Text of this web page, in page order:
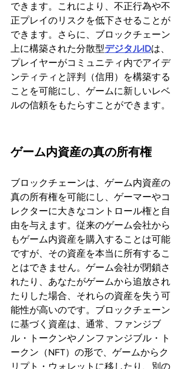
できます。これにより、不正行為や不
正プレイのリスクを低下させることが
できます。さらに、ブロックチェーン
上に構築された分散型デジタルIDは、
プレイヤーがコミュニティ内でアイデ
ンティティと評判（信用）を構築する
ことを可能にし、ゲームに新しいレベ
ルの信頼をもたらすことができます。
‍ゲーム内資産の真の所有権
ブロックチェーンは、ゲーム内資産の
真の所有権を可能にし、ゲーマーやコ
レクターに大きなコントロール権と自
由を与えます。従来のゲーム会社から
もゲーム内資産を購入することは可能
ですが、その資産を本当に所有するこ
とはできません。ゲーム会社が閉鎖さ
れたり、あなたがゲームから追放され
たりした場合、それらの資産を失う可
能性が高いのです。ブロックチェーン
に基づく資産は、通常、ファンジブ
ル・トークンやノンファンジブル・ト
ークン（NFT）の形で、ゲームからク
リプト・ウォレットに移したり、別の